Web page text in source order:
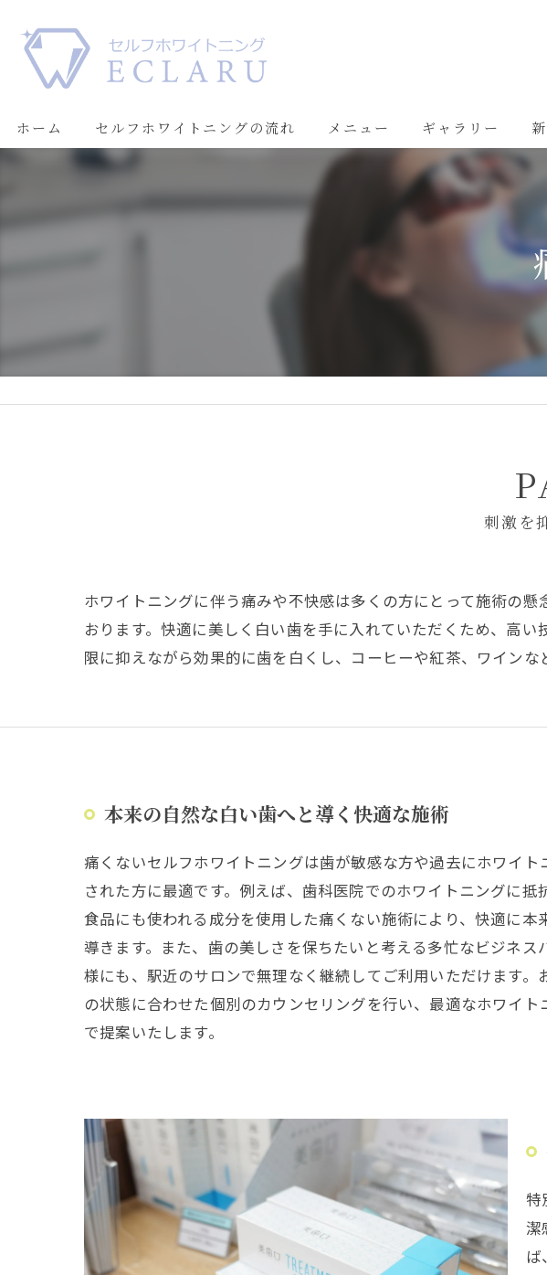
ホーム セルフホワイトニングの流れ メニュー ギャラリー
刺激を
ホワイトニングに伴う痛みや不快感は多くの方にとって施術の
おります。快適に美しく白い歯を手に入れていただくため、高
限に抑えながら効果的に歯を白くし、コーヒーや紅茶、ワイン
本来の自然な白い歯へと導く快適な施術
痛くないセルフホワイトニングは歯が敏感な方や過去にホワイト
された方に最適です。例えば、歯科医院でのホワイトニングに抵
食品にも使われる成分を使用した痛くない施術により、快適に本
導きます。また、歯の美しさを保ちたいと考える多忙なビジネス
様にも、駅近のサロンで無理なく継続してご利用いただけます。
の状態に合わせた個別のカウンセリングを行い、最適なホワイト
で提案いたします。
特
潔
ば